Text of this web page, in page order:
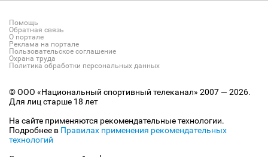
Помощь
Обратная связь
О портале
Реклама на портале
Пользовательское соглашение
Охрана труда
Политика обработки персональных данных
© ООО «Национальный спортивный телеканал» 2007 — 2026.
Для лиц старше 18 лет
На сайте применяются рекомендательные технологии.
Подробнее в Правилах применения рекомендательных
технологий